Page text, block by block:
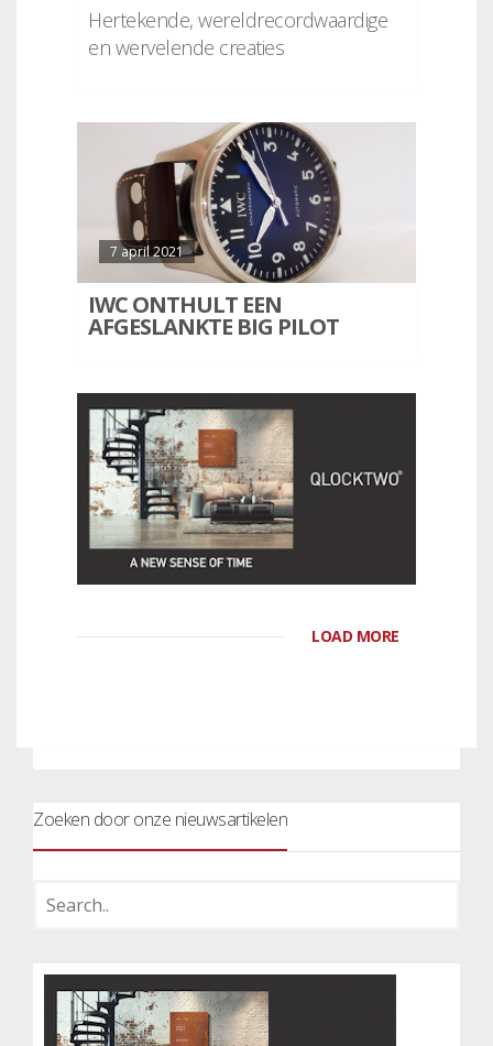
Hertekende, wereldrecordwaardige
en wervelende creaties
7 april 2021
IWC ONTHULT EEN
AFGESLANKTE BIG PILOT
LOAD MORE
Zoeken door onze nieuwsartikelen